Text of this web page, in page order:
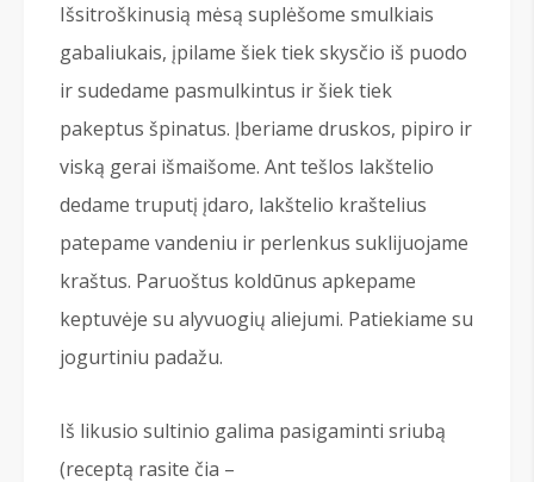
Išsitroškinusią mėsą suplėšome smulkiais
gabaliukais, įpilame šiek tiek skysčio iš puodo
ir sudedame pasmulkintus ir šiek tiek
pakeptus špinatus. Įberiame druskos, pipiro ir
viską gerai išmaišome. Ant tešlos lakštelio
dedame truputį įdaro, lakštelio kraštelius
patepame vandeniu ir perlenkus suklijuojame
kraštus. Paruoštus koldūnus apkepame
keptuvėje su alyvuogių aliejumi. Patiekiame su
jogurtiniu padažu.
Iš likusio sultinio galima pasigaminti sriubą
(receptą rasite čia –